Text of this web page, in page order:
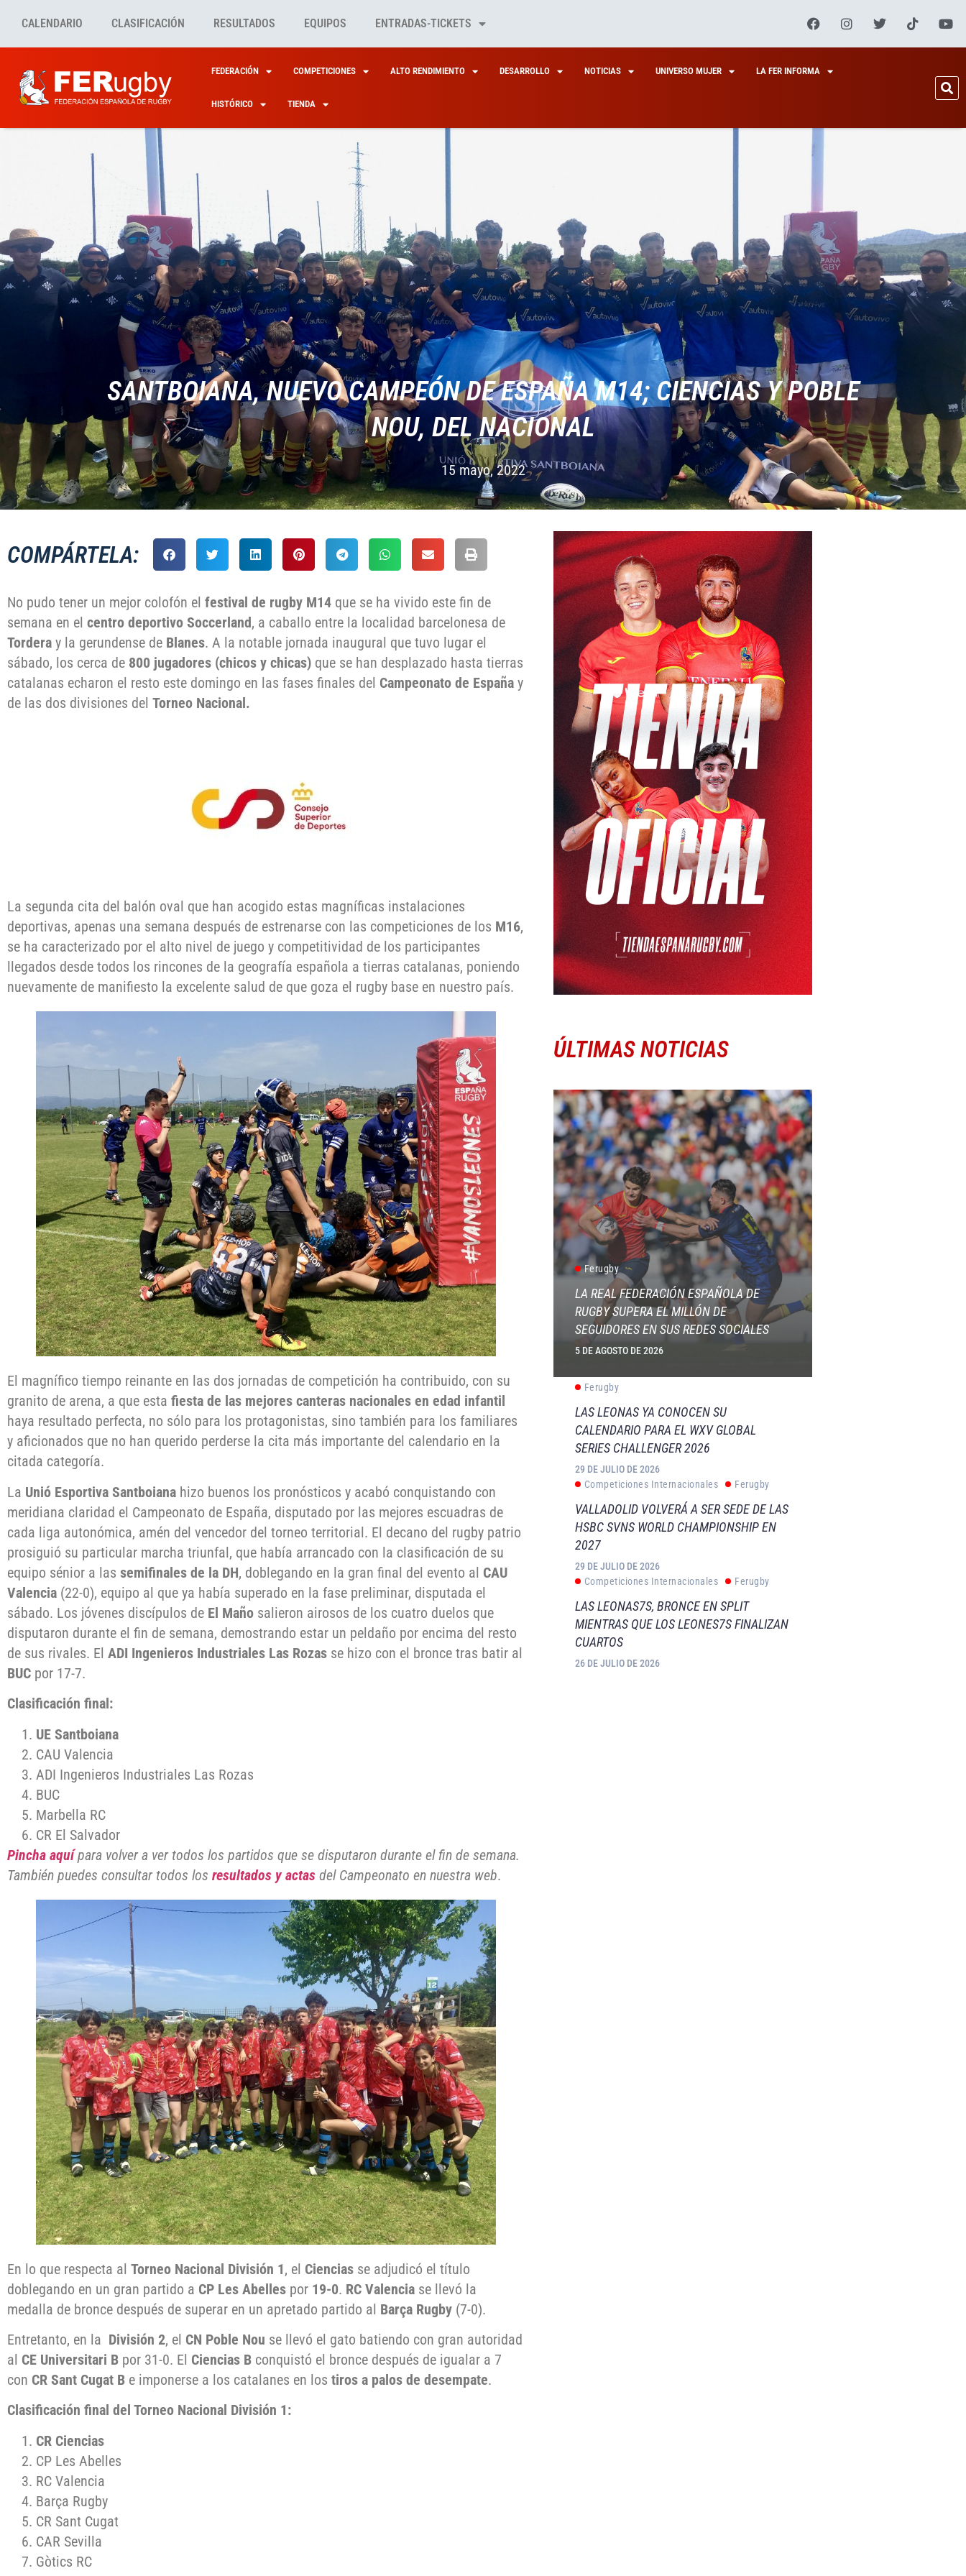
CALENDARIO CLASIFICACIÓN RESULTADOS EQUIPOS ENTRADAS-TICKETS
FEDERACIÓN COMPETICIONES ALTO RENDIMIENTO DESARROLLO NOTICIAS UNIVERSO MUJER LA FER INFORMA
HISTÓRICO TIENDA
SANTBOIANA, NUEVO CAMPEÓN DE ESPAÑA M14; CIENCIAS Y POBLE
NOU, DEL NACIONAL
15 mayo, 2022
COMPÁRTELA:
No pudo tener un mejor colofón el festival de rugby M14 que se ha vivido este fin de
semana en el centro deportivo Soccerland, a caballo entre la localidad barcelonesa de
Tordera y la gerundense de Blanes. A la notable jornada inaugural que tuvo lugar el
sábado, los cerca de 800 jugadores (chicos y chicas) que se han desplazado hasta tierras
catalanas echaron el resto este domingo en las fases finales del Campeonato de España y
de las dos divisiones del Torneo Nacional.
La segunda cita del balón oval que han acogido estas magníficas instalaciones
deportivas, apenas una semana después de estrenarse con las competiciones de los M16,
se ha caracterizado por el alto nivel de juego y competitividad de los participantes
llegados desde todos los rincones de la geografía española a tierras catalanas, poniendo
nuevamente de manifiesto la excelente salud de que goza el rugby base en nuestro país.
El magnífico tiempo reinante en las dos jornadas de competición ha contribuido, con su
granito de arena, a que esta fiesta de las mejores canteras nacionales en edad infantil
haya resultado perfecta, no sólo para los protagonistas, sino también para los familiares
y aficionados que no han querido perderse la cita más importante del calendario en la
citada categoría.
La Unió Esportiva Santboiana hizo buenos los pronósticos y acabó conquistando con
meridiana claridad el Campeonato de España, disputado por las mejores escuadras de
cada liga autonómica, amén del vencedor del torneo territorial. El decano del rugby patrio
prosiguió su particular marcha triunfal, que había arrancado con la clasificación de su
equipo sénior a las semifinales de la DH, doblegando en la gran final del evento al CAU
Valencia (22-0), equipo al que ya había superado en la fase preliminar, disputada el
sábado. Los jóvenes discípulos de El Maño salieron airosos de los cuatro duelos que
disputaron durante el fin de semana, demostrando estar un peldaño por encima del resto
de sus rivales. El ADI Ingenieros Industriales Las Rozas se hizo con el bronce tras batir al
BUC por 17-7.
Clasificación final:
UE Santboiana
CAU Valencia
ADI Ingenieros Industriales Las Rozas
BUC
Marbella RC
CR El Salvador
Pincha aquípara volver a ver todos los partidos que se disputaron durante el fin de semana.
También puedes consultar todos los resultados y actas del Campeonato en nuestra web.
En lo que respecta al Torneo Nacional División 1, el Ciencias se adjudicó el título
doblegando en un gran partido a CP Les Abelles por 19-0. RC Valencia se llevó la
medalla de bronce después de superar en un apretado partido al Barça Rugby (7-0).
Entretanto, en la División 2, el CN Poble Nou se llevó el gato batiendo con gran autoridad
al CE Universitari B por 31-0. El Ciencias B conquistó el bronce después de igualar a 7
con CR Sant Cugat B e imponerse a los catalanes en los tiros a palos de desempate.
Clasificación final del Torneo Nacional División 1:
CR Ciencias
CP Les Abelles
RC Valencia
Barça Rugby
CR Sant Cugat
CAR Sevilla
Gòtics RC
ÚLTIMAS NOTICIAS
Ferugby
LA REAL FEDERACIÓN ESPAÑOLA DE
RUGBY SUPERA EL MILLÓN DE
SEGUIDORES EN SUS REDES SOCIALES
5 DE AGOSTO DE 2026
Ferugby
LAS LEONAS YA CONOCEN SU
CALENDARIO PARA EL WXV GLOBAL
SERIES CHALLENGER 2026
29 DE JULIO DE 2026
Competiciones Internacionales
Ferugby
VALLADOLID VOLVERÁ A SER SEDE DE LAS
HSBC SVNS WORLD CHAMPIONSHIP EN
2027
29 DE JULIO DE 2026
Competiciones Internacionales
Ferugby
LAS LEONAS7S, BRONCE EN SPLIT
MIENTRAS QUE LOS LEONES7S FINALIZAN
CUARTOS
26 DE JULIO DE 2026